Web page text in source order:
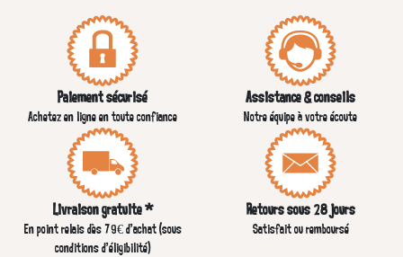
Paiement sécurisé
Achetez en ligne en toute confiance
Assistance & conseils
Notre équipe à votre écoute
Livraison gratuite *
En point relais dès 79€ d’achat (sous
conditions d'éligibilité)
Retours sous 28 jours
Satisfait ou remboursé